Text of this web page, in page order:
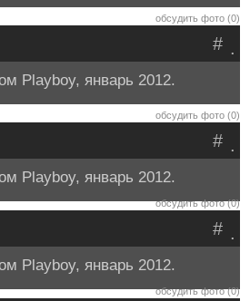
обсудить фото (0)
.
#
Playboy, январь 2012.
обсудить фото (0)
.
#
Playboy, январь 2012.
обсудить фото (0)
.
#
Playboy, январь 2012.
обсудить фото (0)